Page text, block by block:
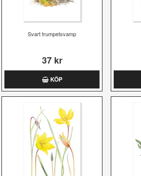
Svart trumpetsvamp
37 kr
KÖP